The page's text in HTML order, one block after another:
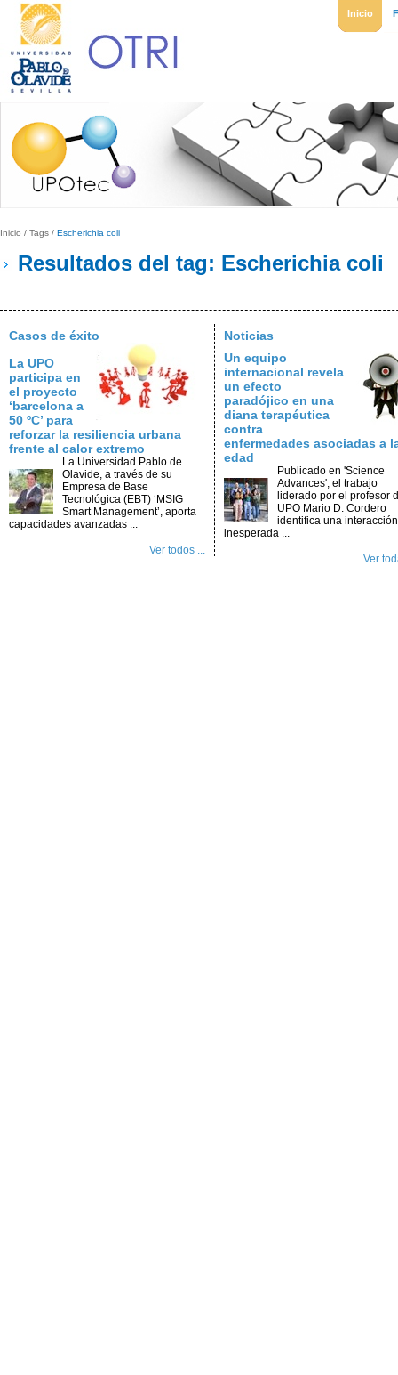
Inicio
Inicio / Tags / Escherichia coli
Resultados del tag: Escherichia coli
Casos de éxito
La UPO
participa en
el proyecto
‘barcelona a
50 ºC’ para
reforzar la resiliencia urbana
frente al calor extremo
La Universidad Pablo de
Olavide, a través de su
Empresa de Base
Tecnológica (EBT) ‘MSIG
Smart Management’, aporta
capacidades avanzadas ...
Ver todos ...
Noticias
Un equipo
internacional revela
un efecto
paradójico en una
diana terapéutica
contra
enfermedades asociadas a
edad
Publicado en 'Science
Advances', el trabajo
liderado por el profesor
UPO Mario D. Cordero
identifica una interacción
inesperada ...
Ver